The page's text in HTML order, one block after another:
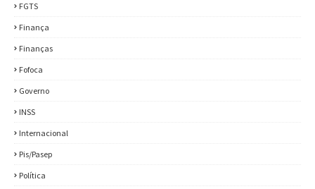
FGTS
Finança
Finanças
Fofoca
Governo
INSS
Internacional
Pis/Pasep
Política